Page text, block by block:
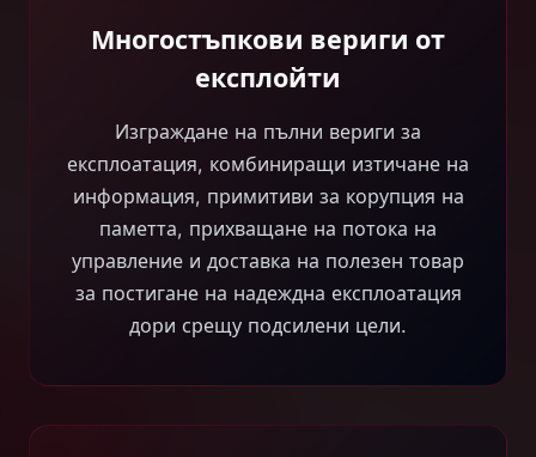
Многостъпкови вериги от
експлойти
Изграждане на пълни вериги за
експлоатация, комбиниращи изтичане на
информация, примитиви за корупция на
паметта, прихващане на потока на
управление и доставка на полезен товар
за постигане на надеждна експлоатация
дори срещу подсилени цели.